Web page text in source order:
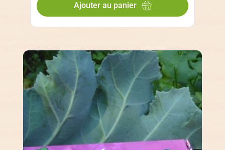
Ajouter au panier